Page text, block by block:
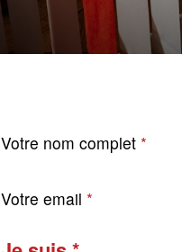
Votre nom complet
Votre email